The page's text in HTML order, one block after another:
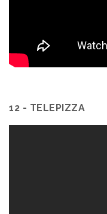
12 - TELEPIZZA